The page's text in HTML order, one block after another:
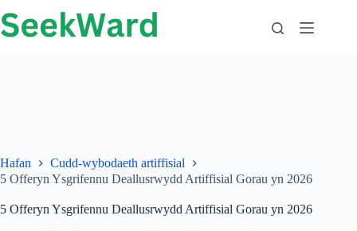
i'r
cynnwys
Hafan
Cudd-wybodaeth artiffisial
5 Offeryn Ysgrifennu Deallusrwydd Artiffisial Gorau yn 2026
5 Offeryn Ysgrifennu Deallusrwydd Artiffisial Gorau yn 2026